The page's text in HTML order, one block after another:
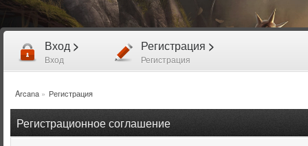
Вход >
Вход
Регистрация >
Регистрация
Arcana» Регистрация
Регистрационное соглашение